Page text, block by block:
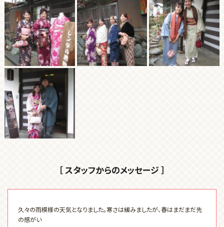
［ スタッフからのメッセージ ］
久々の雨模様の天気となりました。寒さは緩みましたが、春はまだまだ先
の感がい